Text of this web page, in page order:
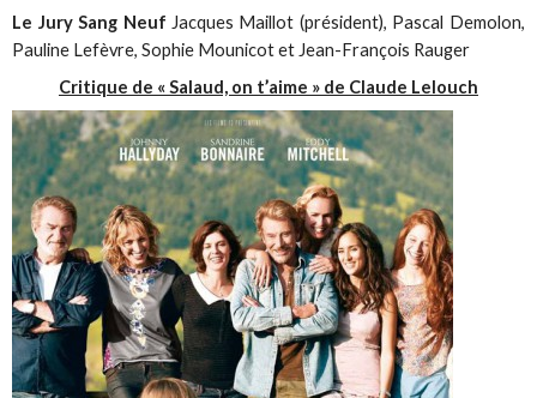
Le Jury Sang Neuf Jacques Maillot (président), Pascal Demolon,
Pauline Lefèvre, Sophie Mounicot et Jean-François Rauger
Critique de « Salaud, on t’aime » de Claude Lelouch